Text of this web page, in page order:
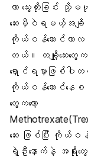
ဟာ သွေးတိုးခြင်း သို့
ဆေးမှီဝဲရမယ့်အချိန်
ကိုယ်ဝန်ဆောင်ကာ
တယ်။ တချို့ဆေးတွေ
ရှောင်ရမှာဖြစ်ပါ
ကိုယ်ဝန်ဆောင်နေ
တွေကတော့
ဆေး ဖြစ်ပြီး ကိုယ်
ရဲ့ဦးနှောက်နဲ့ အရို